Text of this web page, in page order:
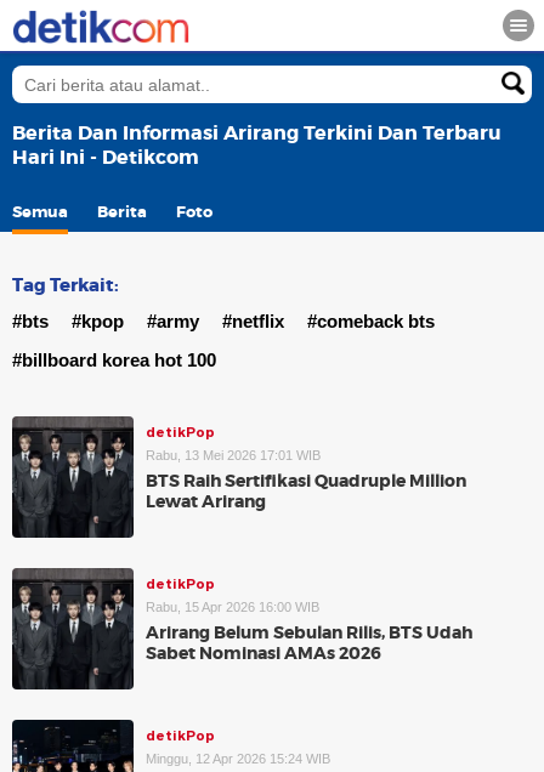
Berita Dan Informasi Arirang Terkini Dan Terbaru
Hari Ini - Detikcom
Semua Berita Foto
Tag Terkait:
#bts #kpop #army #netflix
#comeback bts
#billboard korea hot 100
detikPop
Rabu, 13 Mei 2026 17:01 WIB
BTS Raih Sertifikasi Quadruple Million
Lewat Arirang
detikPop
Rabu, 15 Apr 2026 16:00 WIB
Arirang Belum Sebulan Rilis, BTS Udah
Sabet Nominasi AMAs 2026
detikPop
Minggu, 12 Apr 2026 15:24 WIB